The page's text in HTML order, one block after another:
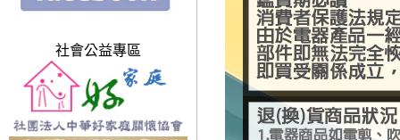
社會公益專區